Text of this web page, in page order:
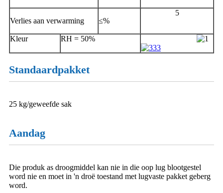
Verlies aan verwarming ≤%
5
Kleur RH = 50%
Standaardpakket
25 kg/geweefde sak
Aandag
Die produk as droogmiddel kan nie in die oop lug blootgestel
word nie en moet in 'n droë toestand met lugvaste pakket geberg
word.